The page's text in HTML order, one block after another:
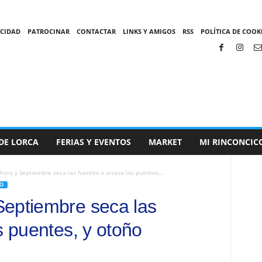
PATROCINAR CONTACTAR LINKS Y AMIGOS RSS POLÍTICA DE
LORCA FERIAS Y EVENTOS MARKET MI
y Septiembre seca las fuentes o arrasa los puentes,...
seca las
puentes, y otoño